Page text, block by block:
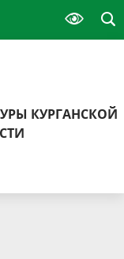
КУРГАНСКОЙ